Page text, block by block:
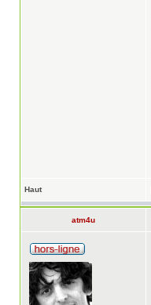
Haut
atm4u